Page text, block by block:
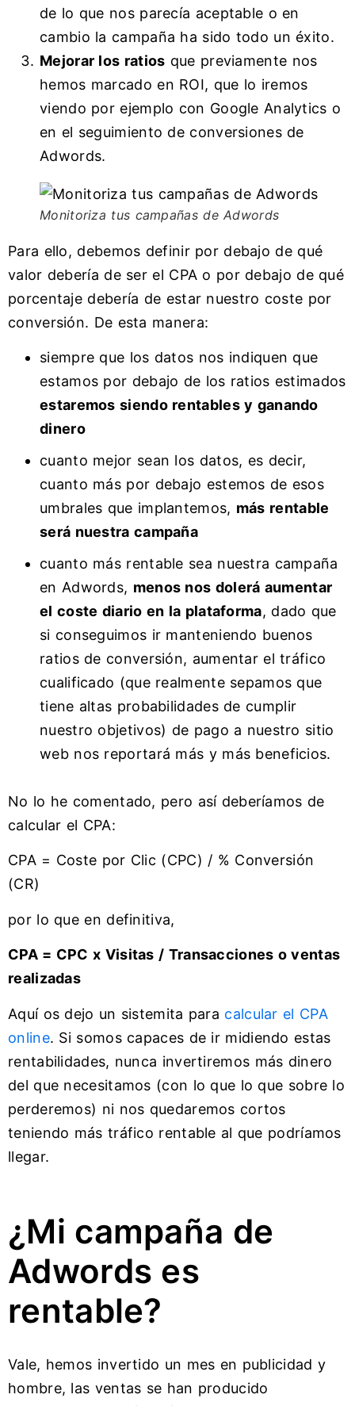
de lo que nos parecía aceptable o en
cambio la campaña ha sido todo un éxito.
Mejorar los ratios que previamente nos
hemos marcado en ROI, que lo iremos
viendo por ejemplo con Google Analytics o
en el seguimiento de conversiones de
Adwords.
Monitoriza tus campañas de Adwords
Para ello, debemos definir por debajo de qué
valor debería de ser el CPA o por debajo de qué
porcentaje debería de estar nuestro coste por
conversión. De esta manera:
siempre que los datos nos indiquen que
estamos por debajo de los ratios estimados
estaremos siendo rentables y ganando
dinero
cuanto mejor sean los datos, es decir,
cuanto más por debajo estemos de esos
umbrales que implantemos, más rentable
será nuestra campaña
cuanto más rentable sea nuestra campaña
en Adwords, menos nos dolerá aumentar
el coste diario en la plataforma, dado que
si conseguimos ir manteniendo buenos
ratios de conversión, aumentar el tráfico
cualificado (que realmente sepamos que
tiene altas probabilidades de cumplir
nuestro objetivos) de pago a nuestro sitio
web nos reportará más y más beneficios.
No lo he comentado, pero así deberíamos de
calcular el CPA:
CPA = Coste por Clic (CPC) / % Conversión
(CR)
por lo que en definitiva,
CPA = CPC x Visitas / Transacciones o ventas
realizadas
Aquí os dejo un sistemita para calcular el CPA
online. Si somos capaces de ir midiendo estas
rentabilidades, nunca invertiremos más dinero
del que necesitamos (con lo que lo que sobre lo
perderemos) ni nos quedaremos cortos
teniendo más tráfico rentable al que podríamos
llegar.
¿Mi campaña de
Adwords es
rentable?
Vale, hemos invertido un mes en publicidad y
hombre, las ventas se han producido